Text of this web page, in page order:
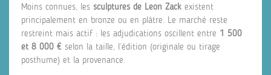
Moins connues, les sculptures de Leon Zack existent
principalement en bronze ou en plâtre. Le marché reste
restreint mais actif : les adjudications oscillent entre 1 500
et 8 000 € selon la taille, l’édition (originale ou tirage
posthume) et la provenance.